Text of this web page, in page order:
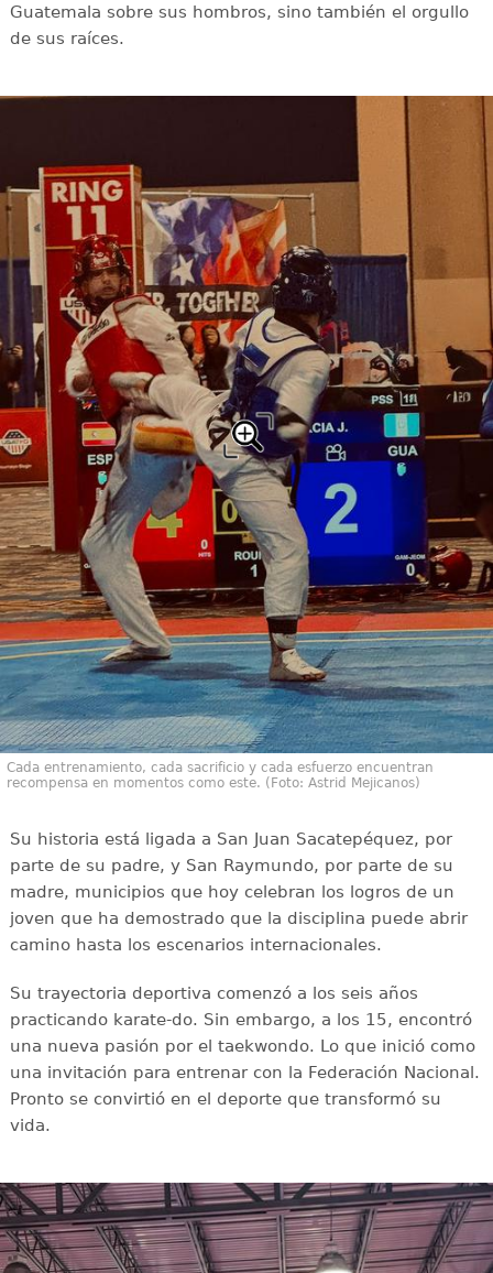
Guatemala sobre sus hombros, sino también el orgullo
de sus raíces.
Cada entrenamiento, cada sacrificio y cada esfuerzo encuentran
recompensa en momentos como este. (Foto: Astrid Mejicanos)
Su historia está ligada a San Juan Sacatepéquez, por
parte de su padre, y San Raymundo, por parte de su
madre, municipios que hoy celebran los logros de un
joven que ha demostrado que la disciplina puede abrir
camino hasta los escenarios internacionales.
Su trayectoria deportiva comenzó a los seis años
practicando karate-do. Sin embargo, a los 15, encontró
una nueva pasión por el taekwondo. Lo que inició como
una invitación para entrenar con la Federación Nacional.
Pronto se convirtió en el deporte que transformó su
vida.